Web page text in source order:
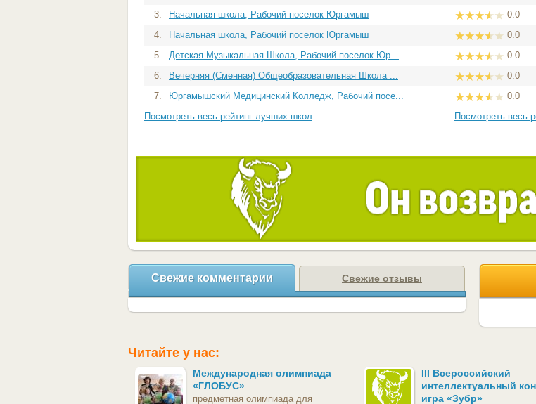
3.
Начальная школа, Рабочий поселок Юргамыш 0.0
4.
Начальная школа, Рабочий поселок Юргамыш 0.0
5.
Детская Музыкальная Школа, Рабочий поселок Юр... 0.0
6.
Вечерняя (Сменная) Общеобразовательная Школа ... 0.0
7.
Юргамышский Медицинский Колледж, Рабочий посе... 0.0
Посмотреть весь рейтинг лучших школ
Посмотреть весь
Свежие комментарии Свежие отзывы
Читайте у нас:
Международная олимпиада
«ГЛОБУС»
предметная олимпиада для
III Всероссийский
интеллектуальный
игра «Зубр»